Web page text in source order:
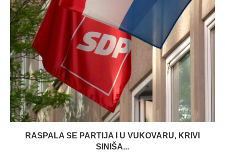
RASPALA SE PARTIJA I U VUKOVARU, KRIVI
SINIŠA...